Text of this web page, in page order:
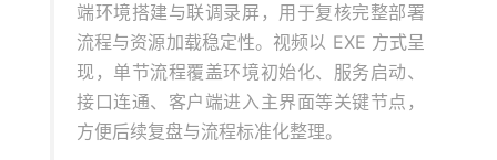
端环境搭建与联调录屏，用于复核完整部署
流程与资源加载稳定性。视频以 EXE 方式呈
现，单节流程覆盖环境初始化、服务启动、
接口连通、客户端进入主界面等关键节点，
方便后续复盘与流程标准化整理。